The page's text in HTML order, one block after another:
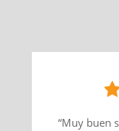
“Muy buen